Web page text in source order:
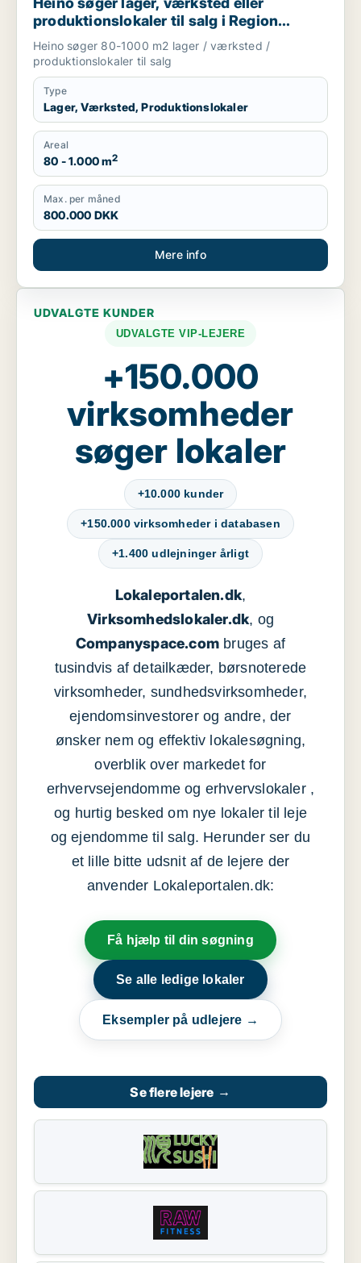
produktionslokaler til salg i Region
Sjælland
Heino søger 80-1000 m2 lager / værksted /
produktionslokaler til salg
Type
Lager, Værksted, Produktionslokaler
Areal
80 - 1.000 m2
Max. per måned
800.000 DKK
Mere info
UDVALGTE KUNDER
UDVALGTE VIP-LEJERE
+150.000
virksomheder
søger lokaler
+10.000 kunder
+150.000 virksomheder i databasen
+1.400 udlejninger årligt
Lokaleportalen.dk,
Virksomhedslokaler.dk, og
Companyspace.com bruges af
tusindvis af detailkæder, børsnoterede
virksomheder, sundhedsvirksomheder,
ejendomsinvestorer og andre, der
ønsker nem og effektiv lokalesøgning,
overblik over markedet for
erhvervsejendomme og erhvervslokaler ,
og hurtig besked om nye lokaler til leje
og ejendomme til salg. Herunder ser du
et lille bitte udsnit af de lejere der
anvender Lokaleportalen.dk:
Få hjælp til din søgning
Se alle ledige lokaler
Eksempler på udlejere →
Se flere lejere →